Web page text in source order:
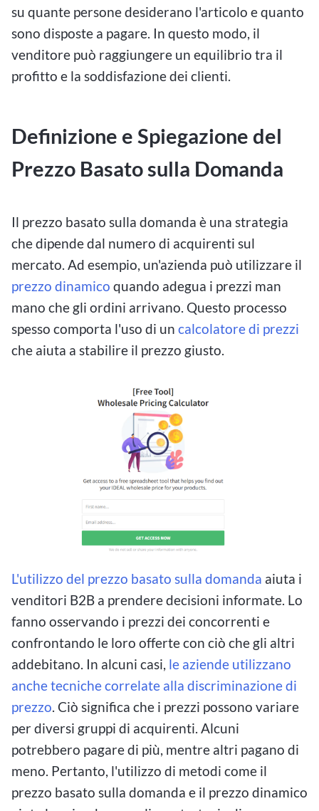
su quante persone desiderano l'articolo e quanto
sono disposte a pagare. In questo modo, il
venditore può raggiungere un equilibrio tra il
profitto e la soddisfazione dei clienti.
Definizione e Spiegazione del
Prezzo Basato sulla Domanda
Il prezzo basato sulla domanda è una strategia
che dipende dal numero di acquirenti sul
mercato. Ad esempio, un'azienda può utilizzare il
prezzo dinamico quando adegua i prezzi man
mano che gli ordini arrivano. Questo processo
spesso comporta l'uso di un calcolatore di prezzi
che aiuta a stabilire il prezzo giusto.
L'utilizzo del prezzo basato sulla domanda aiuta i
venditori B2B a prendere decisioni informate. Lo
fanno osservando i prezzi dei concorrenti e
confrontando le loro offerte con ciò che gli altri
addebitano. In alcuni casi, le aziende utilizzano
anche tecniche correlate alla discriminazione di
prezzo. Ciò significa che i prezzi possono variare
per diversi gruppi di acquirenti. Alcuni
potrebbero pagare di più, mentre altri pagano di
meno. Pertanto, l'utilizzo di metodi come il
prezzo basato sulla domanda e il prezzo dinamico